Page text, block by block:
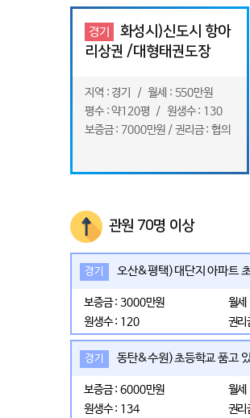
경기
화성시)신도시 항아
리상권 /대형태권도장
생수약1600명
지역 : 경기 / 월세 : 550만원
평수 : 약120평 / 원생수 : 130
보증금 : 7000만원 / 권리금 : 협의
관원 70명 이상
경기 오산&평택)대단지 아파트
보증금 : 3000만원 월
원생수 : 120
권리
경기 동탄&수원)초등학교 품고
보증금 : 6000만원 월
원생수 : 134
권리